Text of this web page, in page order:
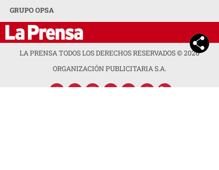
GRUPO OPSA
LA PRENSA TODOS LOS DERECHOS RESERVADOS ©2026
ORGANIZACIÓN PUBLICITARIA S.A.